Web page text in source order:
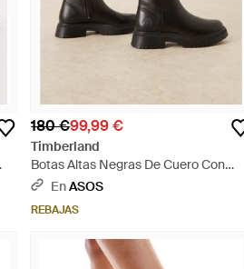
180 €99,99 €
Timberland
Botas Altas Negras De Cuero Con
Cremallera Cambria Valley De - Negro
EnASOS
REBAJAS